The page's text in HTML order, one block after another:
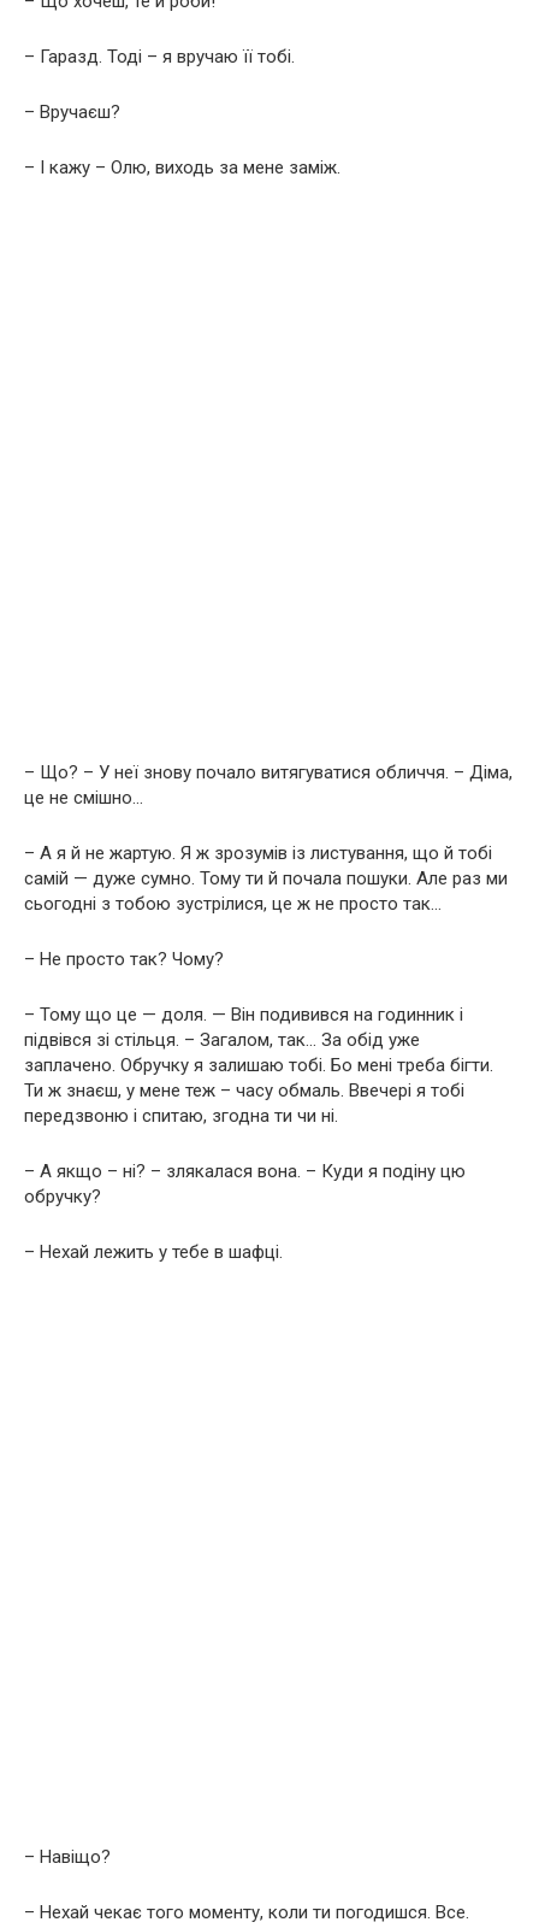
– Гаразд. Тоді – я вручаю її тобі.
– Вручаєш?
– І кажу – Олю, виходь за мене заміж.
– Що? – У неї знову почало витягуватися обличчя. – Діма,
це не смішно…
– А я й не жартую. Я ж зрозумів із листування, що й тобі
самій — дуже сумно. Тому ти й почала пошуки. Але раз ми
сьогодні з тобою зустрілися, це ж не просто так…
– Не просто так? Чому?
– Тому що це — доля. — Він подивився на годинник і
підвівся зі стільця. – Загалом, так… За обід уже
заплачено. Обручку я залишаю тобі. Бо мені треба бігти.
Ти ж знаєш, у мене теж – часу обмаль. Ввечері я тобі
передзвоню і спитаю, згодна ти чи ні.
– А якщо – ні? – злякалася вона. – Куди я подіну цю
обручку?
– Нехай лежить у тебе в шафці.
– Навіщо?
– Нехай чекає того моменту, коли ти погодишся. Все.